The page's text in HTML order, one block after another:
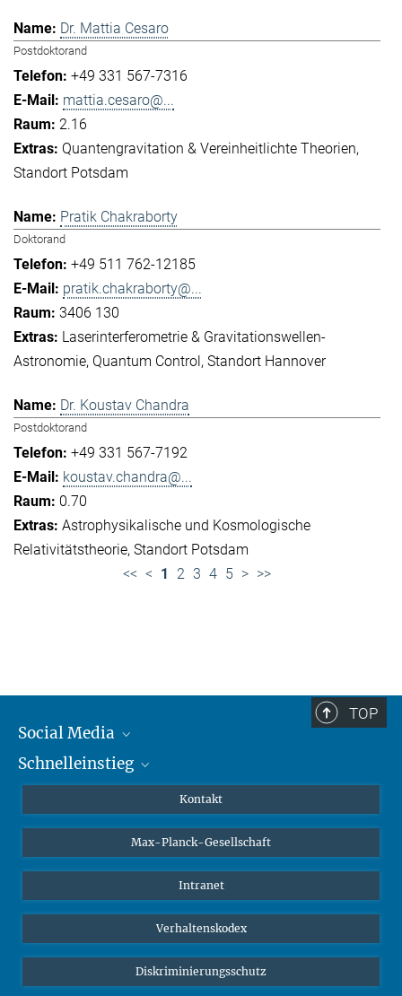
Dr. Mattia Cesaro
Postdoktorand
+49 331 567-7316
mattia.cesaro@...
2.16
Quantengravitation & Vereinheitlichte Theorien
Standort Potsdam
Pratik Chakraborty
Doktorand
+49 511 762-12185
pratik.chakraborty@...
3406 130
Laserinterferometrie & Gravitationswellen-
Astronomie Quantum Control Standort Hannover
Dr. Koustav Chandra
Postdoktorand
+49 331 567-7192
koustav.chandra@...
0.70
Astrophysikalische und Kosmologische
Relativitätstheorie Standort Potsdam
<< < 1 2 3 4 5 > >>
TOP
Social Media
Mastodon
Schnelleinstieg
Studierende
Schüler*innen
Öffentlichkeit
Alumnae | Alumni
Kontakt
Max-Planck-Gesellschaft
Intranet
Verhaltenskodex
Diskriminierungsschutz